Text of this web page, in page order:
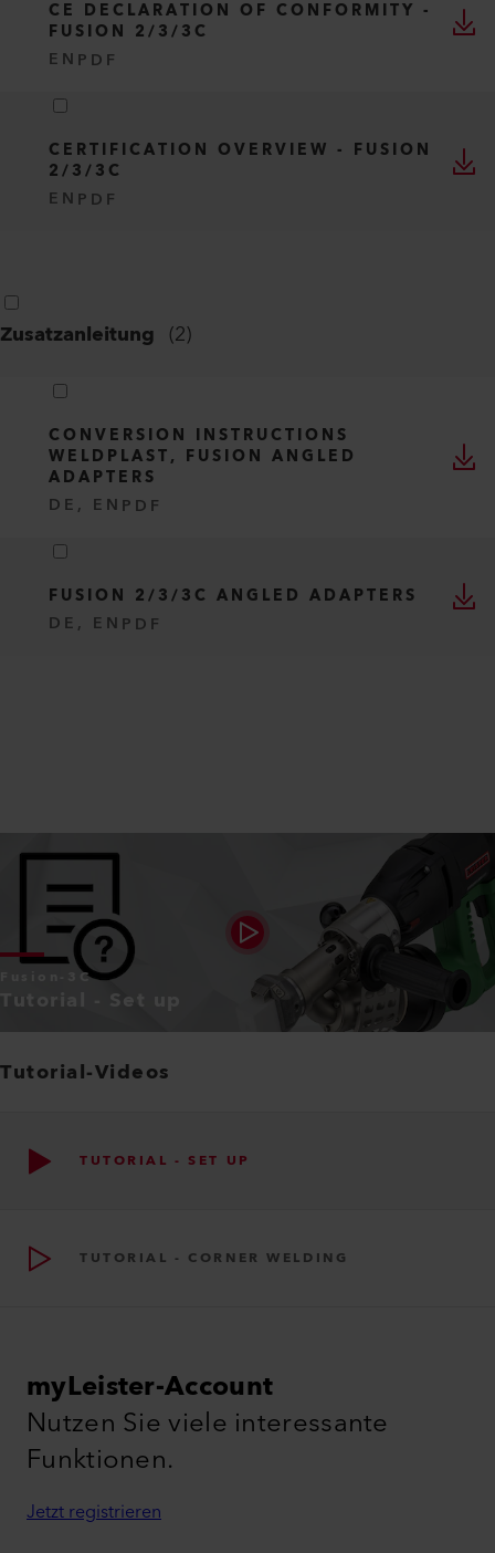
CE DECLARATION OF CONFORMITY -
FUSION 2/3/3C
EN PDF
CERTIFICATION OVERVIEW - FUSION
2/3/3C
EN PDF
Zusatzanleitung (2)
CONVERSION INSTRUCTIONS
WELDPLAST, FUSION ANGLED
ADAPTERS
DE, EN PDF
FUSION 2/3/3C ANGLED ADAPTERS
DE, EN PDF
Fusion-3C
Tutorial - Set up
Tutorial-Videos
TUTORIAL - SET UP
TUTORIAL - CORNER WELDING
myLeister-Account
Nutzen Sie viele interessante
Funktionen.
Jetzt registrieren